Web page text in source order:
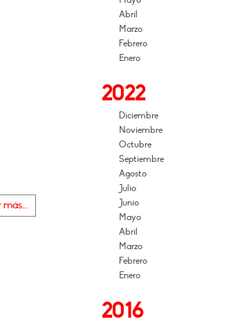
más...
Abril
Marzo
Febrero
Enero
2022
Diciembre
Noviembre
Octubre
Septiembre
Agosto
Julio
Junio
Mayo
Abril
Marzo
Febrero
Enero
2016